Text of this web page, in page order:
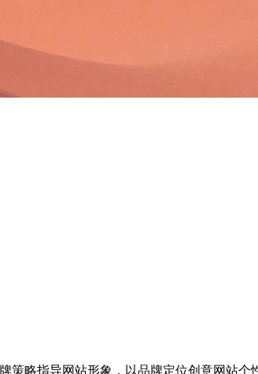
策略指导网站形象，以品牌定位创意网站